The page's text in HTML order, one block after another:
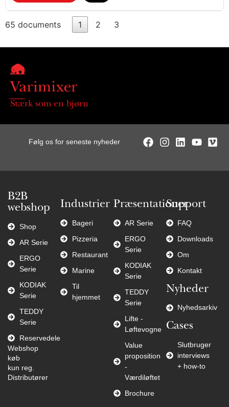
65 documents 1 2 3
Stærk som en bjørn
Følg os for seneste nyheder
B2B
webshop
Shop
AR Serie
ERGO
Serie
KODIAK
Serie
TEDDY
Serie
Reservedele
Webshop
køb
kun reg.
Distributører
Industrier
Bageri
Pizzeria
Restaurant
Marine
Til
hjemmet
Præsentationer
AR Serie
ERGO
Serie
KODIAK
Serie
TEDDY
Serie
Lifte -
Løftevogne
Value
proposition
-
Værdiløftet
Brochure
Support
FAQ
Downloads
Om
Kontakt
Nyheder
Nyhedsarkiv
Cases
Slutbruger
interviews
+ how-to